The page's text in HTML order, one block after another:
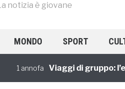
notizia è giovane
MONDO SPORT
Viaggi di gruppo: